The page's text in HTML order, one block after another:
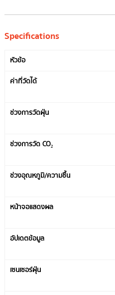
Specifications
หัวข้อ
ค่าที่วัดได้
ช่วงการวัดฝุ่น
ช่วงการวัด CO₂
ช่วงอุณหภูมิ/ความชื้น
หน้าจอแสดงผล
อัปเดตข้อมูล
เซนเซอร์ฝุ่น